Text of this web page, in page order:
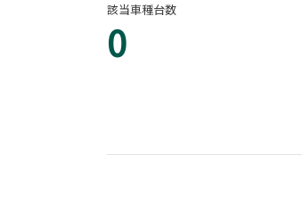
該当車種台数
0